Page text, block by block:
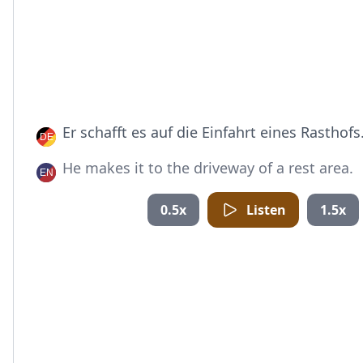
Er schafft es auf die Einfahrt eines
He makes it to the driveway of a rest area.
0.5x Listen 1.5x